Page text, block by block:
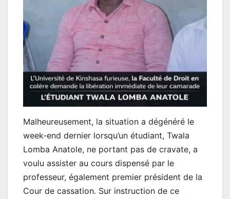
Malheureusement, la situation a dégénéré le
week-end dernier lorsqu’un étudiant, Twala
Lomba Anatole, ne portant pas de cravate, a
voulu assister au cours dispensé par le
professeur, également premier président de la
Cour de cassation. Sur instruction de ce